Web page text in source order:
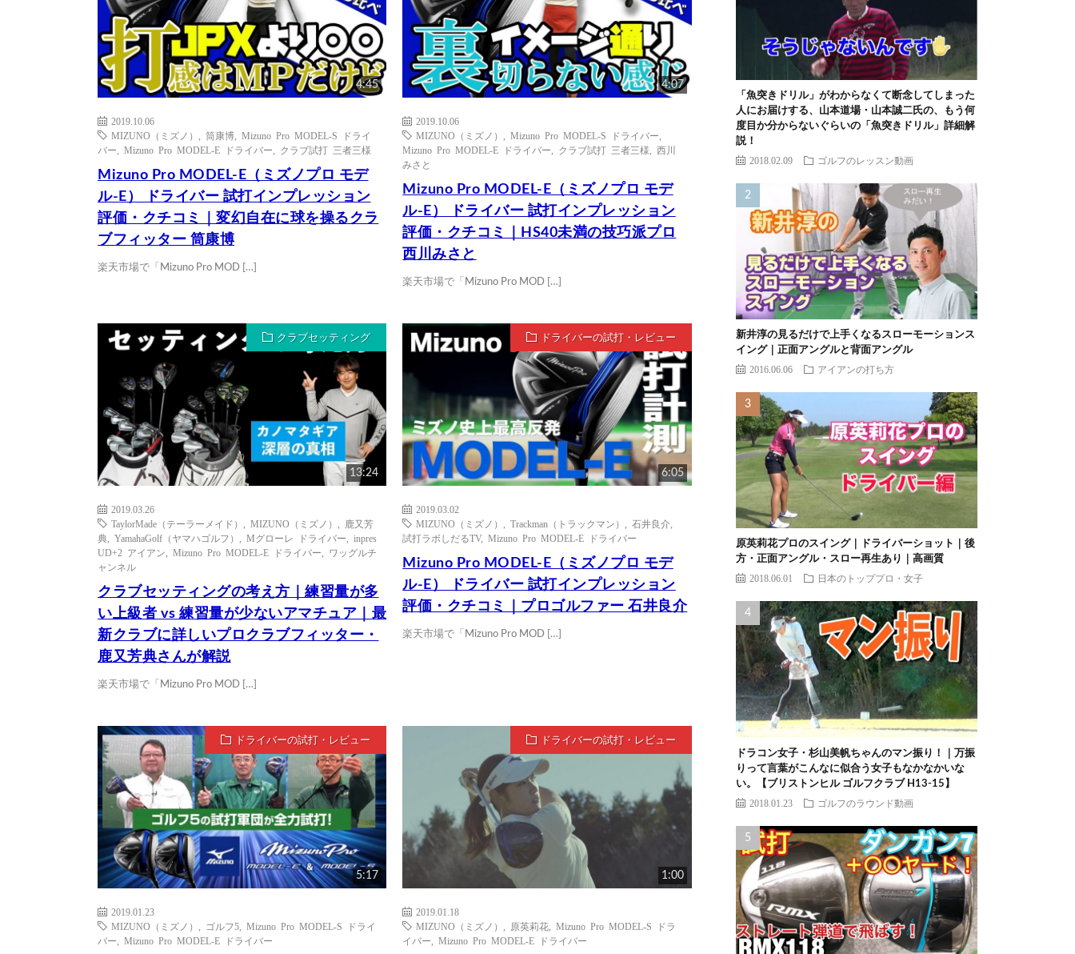
4:45
2019.10.06
MIZUNO（ミズノ）
筒康博
Mizuno Pro MODEL-S ドライ
バー
Mizuno Pro MODEL-E ドライバー クラブ試打 三者三様
Mizuno Pro MODEL-E（ミズノプロ モデ
ル-E） ドライバー 試打インプレッション
評価・クチコミ｜変幻自在に球を操るクラ
ブフィッター 筒康博
楽天市場で「Mizuno Pro MOD […]
4:07
2019.10.06
MIZUNO（ミズノ）
,Mizuno Pro MODEL-S ドライバー
Mizuno Pro MODEL-E ドライバー
クラブ試打 三者三様 ,西川
みさと
Mizuno Pro MODEL-E（ミズノプロ モデ
ル-E） ドライバー 試打インプレッション
評価・クチコミ｜HS40未満の技巧派プロ
西川みさと
楽天市場で「Mizuno Pro MOD […]
クラブセッティング
13:24
2019.03.26
TaylorMade（テーラーメイド）
MIZUNO（ミズノ）
鹿又芳
典
YamahaGolf（ヤマハゴルフ） Mグローレ ドライバー
inpres
UD+2 アイアン
Mizuno Pro MODEL-E ドライバー
ワッグルチ
ャンネル
クラブセッティングの考え方｜練習量が多
い上級者 vs 練習量が少ないアマチュア｜最
新クラブに詳しいプロクラブフィッター・
鹿又芳典さんが解説
楽天市場で「Mizuno Pro MOD […]
ドライバーの試打・レビュー
6:05
2019.03.02
MIZUNO（ミズノ）
,Trackman（トラックマン） ,石井良介
試打ラボしだるTV,Mizuno Pro MODEL-E ドライバー
Mizuno Pro MODEL-E（ミズノプロ モデ
ル-E） ドライバー 試打インプレッション
評価・クチコミ｜プロゴルファー 石井良介
楽天市場で「Mizuno Pro MOD […]
ドライバーの試打・レビュー
5:17
2019.01.23
MIZUNO（ミズノ）
ゴルフ5
Mizuno Pro MODEL-S ドライ
バー
Mizuno Pro MODEL-E ドライバー
ドライバーの試打・レビュー
1:00
2019.01.18
MIZUNO（ミズノ）
原英莉花 ,Mizuno Pro MODEL-S ドラ
イバー
,Mizuno Pro MODEL-E ドライバー
「魚突きドリル」がわからなくて断念してしまった
人にお届けする、山本道場・山本誠二氏の、もう何
度目か分からないぐらいの「魚突きドリル」詳細解
説！
2018.02.09 ゴルフのレッスン動画
新井淳の見るだけで上手くなるスローモーションス
イング｜正面アングルと背面アングル
2016.06.06 アイアンの打ち方
原英莉花プロのスイング｜ドライバーショット｜後
方・正面アングル・スロー再生あり｜高画質
2018.06.01 日本のトッププロ・女子
ドラコン女子・杉山美帆ちゃんのマン振り！｜万振
りって言葉がこんなに似合う女子もなかなかいな
い。【ブリストンヒル ゴルフクラブ H13-15】
2018.01.23 ゴルフのラウンド動画